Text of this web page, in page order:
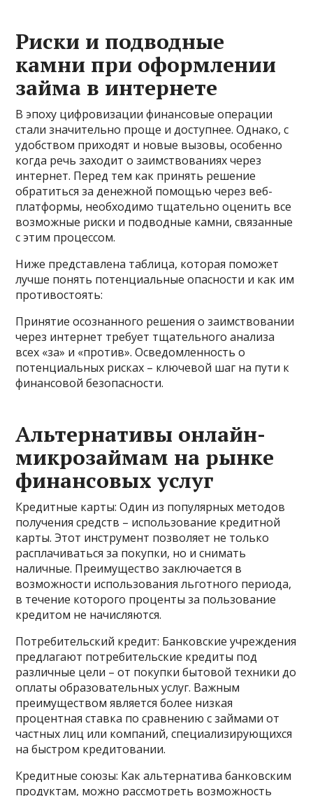
Риски и подводные
камни при оформлении
займа в интернете
В эпоху цифровизации финансовые операции
стали значительно проще и доступнее. Однако, с
удобством приходят и новые вызовы, особенно
когда речь заходит о заимствованиях через
интернет. Перед тем как принять решение
обратиться за денежной помощью через веб-
платформы, необходимо тщательно оценить все
возможные риски и подводные камни, связанные
с этим процессом.
Ниже представлена таблица, которая поможет
лучше понять потенциальные опасности и как им
противостоять:
Принятие осознанного решения о заимствовании
через интернет требует тщательного анализа
всех «за» и «против». Осведомленность о
потенциальных рисках – ключевой шаг на пути к
финансовой безопасности.
Альтернативы онлайн-
микрозаймам на рынке
финансовых услуг
Кредитные карты: Один из популярных методов
получения средств – использование кредитной
карты. Этот инструмент позволяет не только
расплачиваться за покупки, но и снимать
наличные. Преимущество заключается в
возможности использования льготного периода,
в течение которого проценты за пользование
кредитом не начисляются.
Потребительский кредит: Банковские учреждения
предлагают потребительские кредиты под
различные цели – от покупки бытовой техники до
оплаты образовательных услуг. Важным
преимуществом является более низкая
процентная ставка по сравнению с займами от
частных лиц или компаний, специализирующихся
на быстром кредитовании.
Кредитные союзы: Как альтернатива банковским
продуктам, можно рассмотреть возможность